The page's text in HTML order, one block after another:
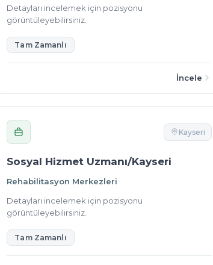
Detayları incelemek için pozisyonu
görüntüleyebilirsiniz.
Tam Zamanlı
İncele
Kayseri
Sosyal Hizmet Uzmanı/Kayseri
Rehabilitasyon Merkezleri
Detayları incelemek için pozisyonu
görüntüleyebilirsiniz.
Tam Zamanlı